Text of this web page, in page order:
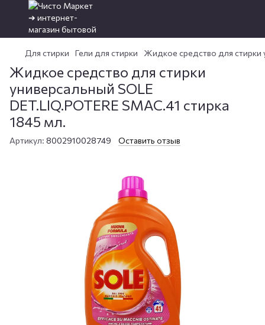
Для стирки Гели для стирки Жидкое средство для стирки
Жидкое средство для стирки
универсальный SOLE
DET.LIQ.POTERE SMAC.41 стирка
1845 мл.
Артикул: 8002910028749 Оставить отзыв